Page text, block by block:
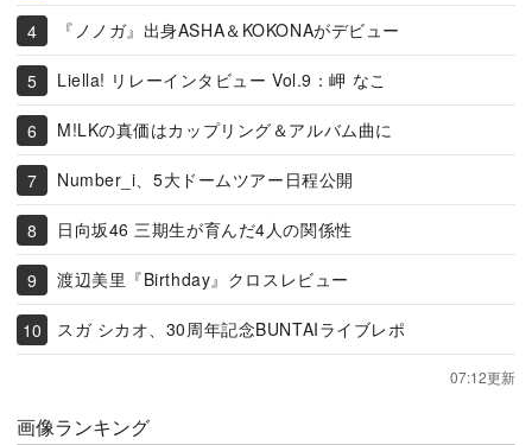
『ノノガ』出身ASHA＆KOKONAがデビュー
Liella! リレーインタビュー Vol.9：岬 なこ
M!LKの真価はカップリング＆アルバム曲に
Number_i、5大ドームツアー日程公開
日向坂46 三期生が育んだ4人の関係性
渡辺美里『Birthday』クロスレビュー
スガ シカオ、30周年記念BUNTAIライブレポ
07:12更新
画像ランキング